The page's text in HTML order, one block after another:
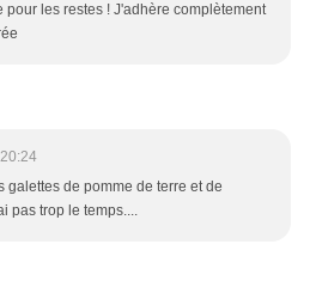
pour les restes ! J'adhère complètement
galettes de pomme de terre et de
pas trop le temps....